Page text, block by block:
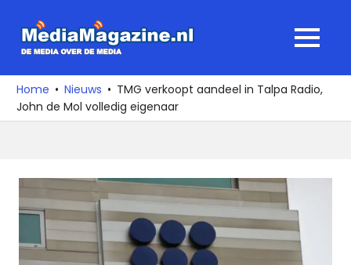
naar
media
over
de
MENU
Home Nieuws
TMG verkoopt aandeel in Talpa Radio,
John de Mol volledig eigenaar